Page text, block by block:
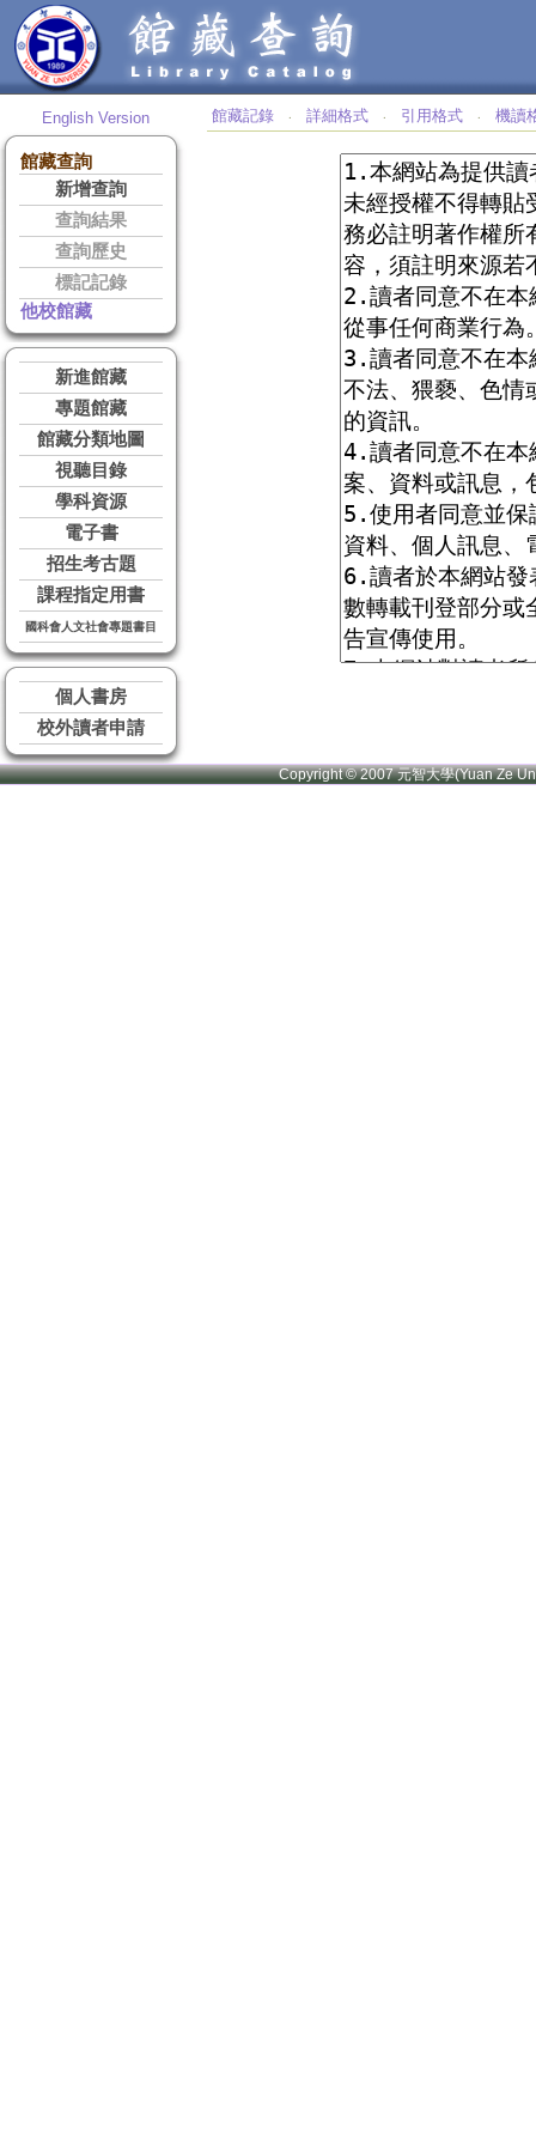
English Version
館藏查詢
新增查詢
查詢結果
查詢歷史
標記記錄
他校館藏
新進館藏
專題館藏
館藏分類地圖
視聽目錄
學科資源
電子書
招生考古題
課程指定用書
國科會人文社會專題書目
個人書房
校外讀者申請
館藏記錄 ‧ 詳細格式 ‧ 引用格式 ‧ 機讀
Copyright © 2007 元智大學(Yuan Ze